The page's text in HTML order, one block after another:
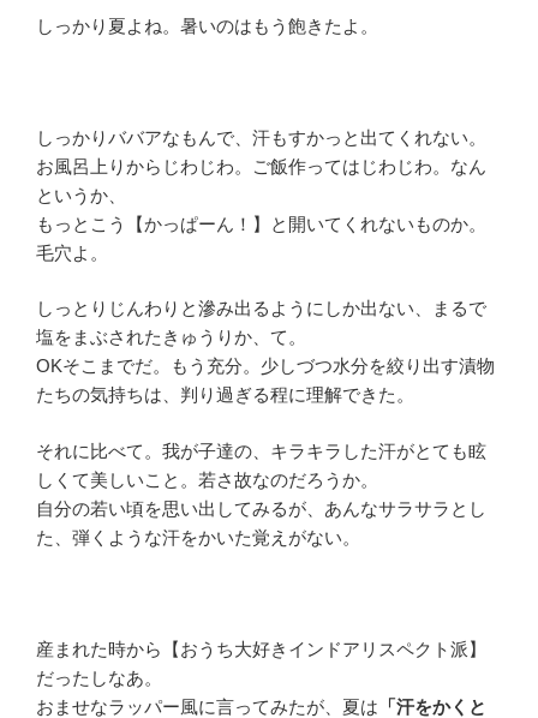
しっかり夏よね。暑いのはもう飽きたよ。
しっかりババアなもんで、汗もすかっと出てくれない。
お風呂上りからじわじわ。ご飯作ってはじわじわ。なん
というか、
もっとこう【かっぱーん！】と開いてくれないものか。
毛穴よ。
しっとりじんわりと滲み出るようにしか出ない、まるで
塩をまぶされたきゅうりか、て。
OKそこまでだ。もう充分。少しづつ水分を絞り出す漬物
たちの気持ちは、判り過ぎる程に理解できた。
それに比べて。我が子達の、キラキラした汗がとても眩
しくて美しいこと。若さ故なのだろうか。
自分の若い頃を思い出してみるが、あんなサラサラとし
た、弾くような汗をかいた覚えがない。
産まれた時から【おうち大好きインドアリスペクト派】
だったしなあ。
おませなラッパー風に言ってみたが、夏は 「汗をかくと